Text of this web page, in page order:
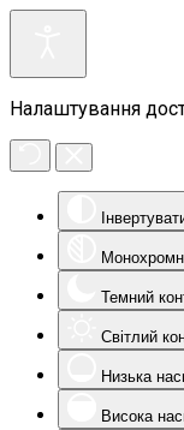
Налаштування
Темний
Світлий
Низька
Висока